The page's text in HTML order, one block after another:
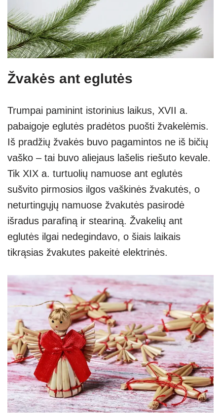
Žvakės ant eglutės
Trumpai paminint istorinius laikus, XVII a.
pabaigoje eglutės pradėtos puošti žvakelėmis.
Iš pradžių žvakės buvo pagamintos ne iš bičių
vaško – tai buvo aliejaus lašelis riešuto kevale.
Tik XIX a. turtuolių namuose ant eglutės
sušvito pirmosios ilgos vaškinės žvakutės, o
neturtingųjų namuose žvakutės pasirodė
išradus parafiną ir steariną. Žvakelių ant
eglutės ilgai nedegindavo, o šiais laikais
tikrąsias žvakutes pakeitė elektrinės.